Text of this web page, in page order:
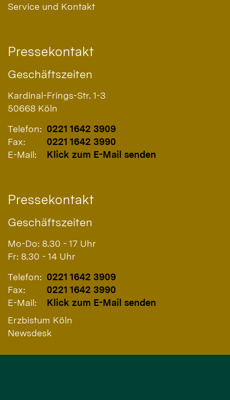
Service und Kontakt
Pressekontakt
Geschäftszeiten
Kardinal-Frings-Str. 1-3
50668 Köln
Telefon: 0221 1642 3909
Fax:
0221 1642 3990
E-Mail:
Klick zum E-Mail senden
Pressekontakt
Geschäftszeiten
Mo-Do: 8.30 - 17 Uhr
Fr: 8.30 - 14 Uhr
Telefon: 0221 1642 3909
Fax:
0221 1642 3990
E-Mail:
Klick zum E-Mail senden
Erzbistum Köln
Newsdesk